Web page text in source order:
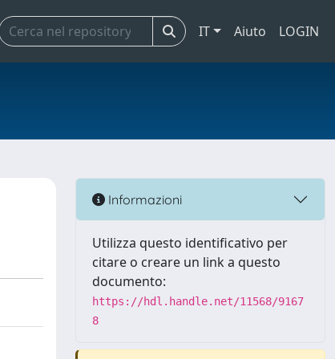
IT Aiuto LOGIN
Informazioni
Utilizza questo identificativo per
citare o creare un link a questo
documento:
https://hdl.handle.net/11568/9167
8